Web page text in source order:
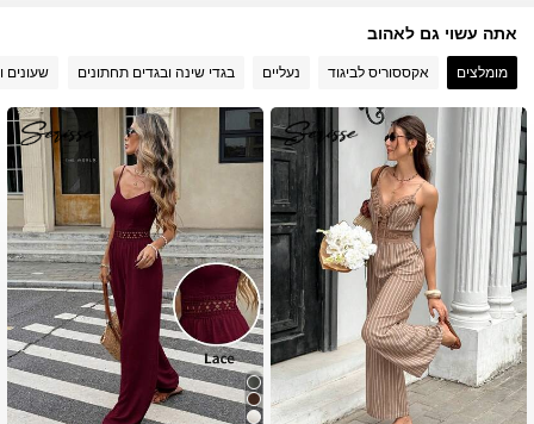
4.82 498K עוקביםאתה עשוי גם לאהוב
מומלצים אקססוריס לביגוד נעליים בגדי שינה ובגדים תחתונים שעונים